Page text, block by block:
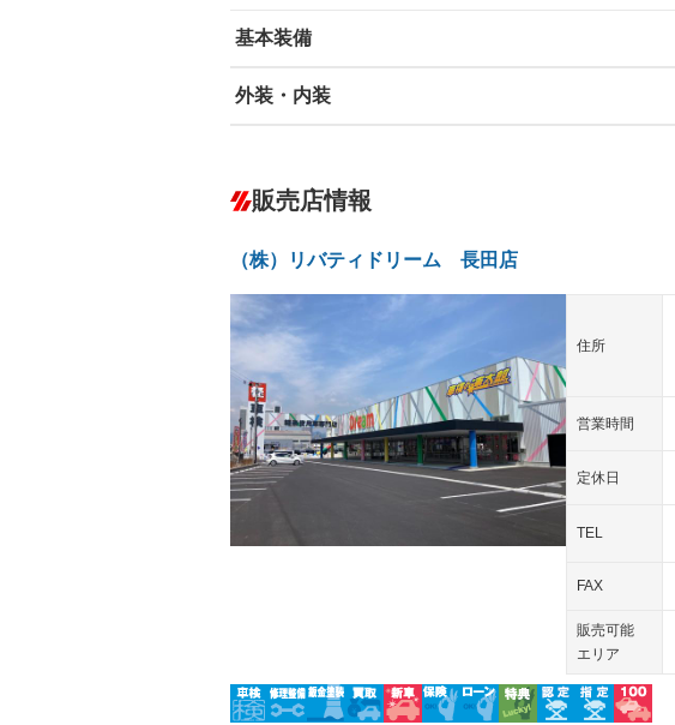
基本装備
エアバッグ：運転席/助手席
－ ダウンヒルアシストコントロール
－ レンタカーアップ
外装・内装
－ オーディオ
－
ー
革シート
－ LEDヘッドランプ － HID(キセノンライト)
－ ETC
－ ランフラットタイヤ － パワーシート
フルフラットシート － チップアップシート
－ シートヒーター ウォークスルー
シートエアコン
販売店情報
（株）リバティドリーム 長田店
住所
営業時間
定休日
TEL
FAX
販売可能
エリア